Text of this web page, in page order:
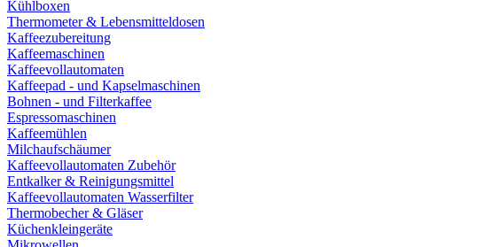
Kühlboxen
Thermometer & Lebensmitteldosen
Kaffeezubereitung
Kaffeemaschinen
Kaffeevollautomaten
Kaffeepad - und Kapselmaschinen
Bohnen - und Filterkaffee
Espressomaschinen
Kaffeemühlen
Milchaufschäumer
Kaffeevollautomaten Zubehör
Entkalker & Reinigungsmittel
Kaffeevollautomaten Wasserfilter
Thermobecher & Gläser
Küchenkleingeräte